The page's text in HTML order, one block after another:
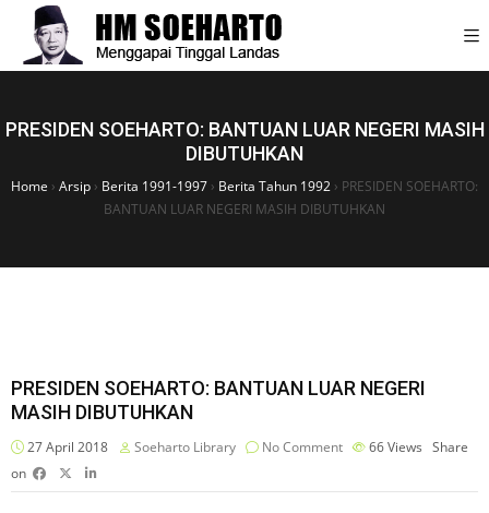
PRESIDEN SOEHARTO: BANTUAN LUAR NEGERI MASIH
DIBUTUHKAN
Home › Arsip › Berita 1991-1997 › Berita Tahun 1992 › PRESIDEN SOEHARTO:
BANTUAN LUAR NEGERI MASIH DIBUTUHKAN
PRESIDEN SOEHARTO: BANTUAN LUAR NEGERI
MASIH DIBUTUHKAN
27 April 2018 Soeharto Library No Comment 66Views Share
on